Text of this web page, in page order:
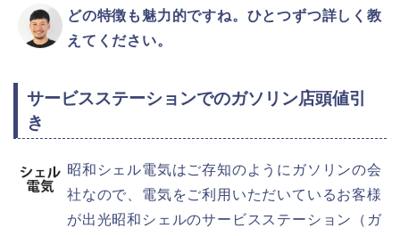
どの特徴も魅力的ですね。ひとつずつ詳しく教
えてください。
サービスステーションでのガソリン店頭値引
き
昭和シェル電気はご存知のようにガソリンの会
社なので、電気をご利用いただいているお客様
が出光昭和シェルのサービスステーション（ガ